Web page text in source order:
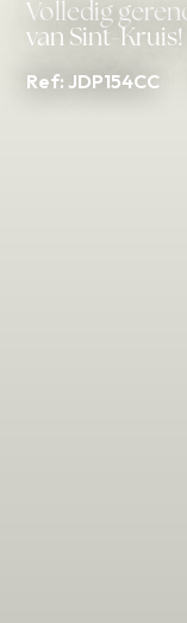
Volledig
van Sint-Kruis!
Ref: JDP154CC